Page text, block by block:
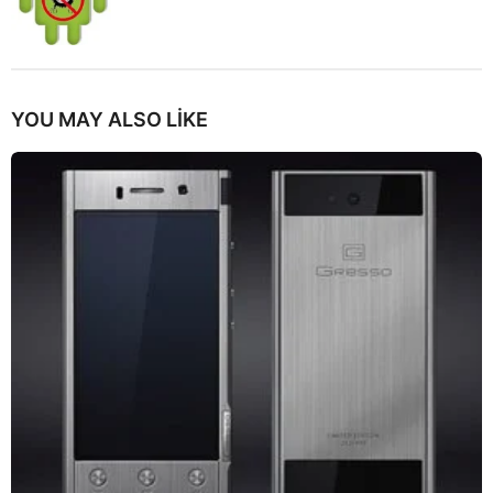
YOU MAY ALSO LIKE